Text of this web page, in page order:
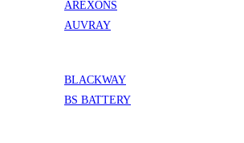
AREXONS
AUVRAY
BLACKWAY
BS BATTERY